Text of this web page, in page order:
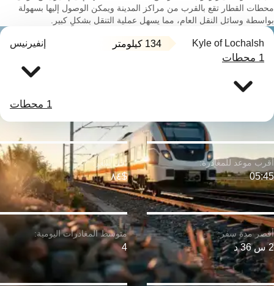
محطات القطار تقع بالقرب من مراكز المدينة ويمكن الوصول إليها بسهولة
بواسطة وسائل النقل العام، مما يسهل عملية التنقل بشكلٍ كبير.
Kyle of Lochalsh 134 كيلومتر إنفيرنيس
1 محطات
1 محطات
2 س 36 د
05:45 $٨٤
4